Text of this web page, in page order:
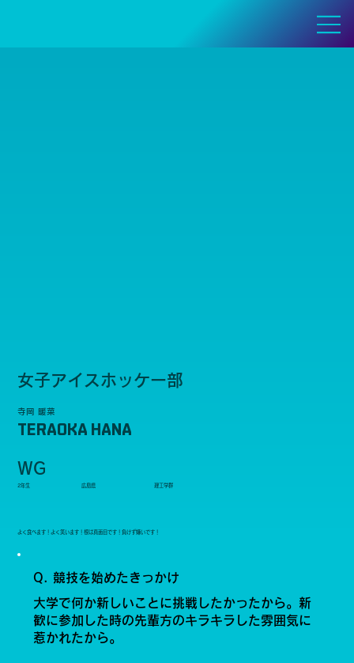
女子アイスホッケー部
寺岡 暖菜
TERAOKA HANA
WG
2年生 広島県 理工学群
Q. 競技を始めたきっかけ
大学で何か新しいことに挑戦したかったから。新
歓に参加した時の先輩方のキラキラした雰囲気に
惹かれたから。
よく食べます！よく笑います！根は真面目です！負けず嫌いです！